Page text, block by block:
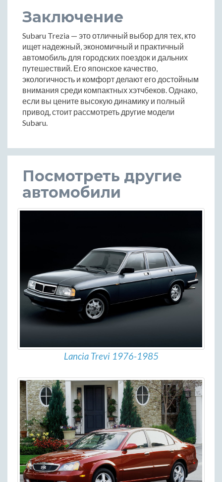
Заключение
Subaru Trezia — это отличный выбор для тех, кто
ищет надежный, экономичный и практичный
автомобиль для городских поездок и дальних
путешествий. Его японское качество,
экологичность и комфорт делают его достойным
внимания среди компактных хэтчбеков. Однако,
если вы цените высокую динамику и полный
привод, стоит рассмотреть другие модели
Subaru.
Посмотреть другие
автомобили
Lancia Trevi 1976-1985